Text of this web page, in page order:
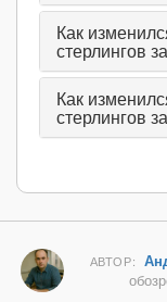
Как
стерлингов
Как
стерлингов
АВТОР: